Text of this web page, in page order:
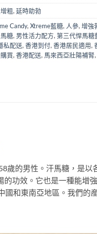
粗, 延時助勃
Candy, Xtreme藍糖, 人參, 增強
糖, 男性活力配方, 第三代悍馬糖
私配送, 香港到付, 香港居民適用,
買, 香港配送, 馬來西亞壯陽補腎,
的男性。汗馬糖，是以
功效。它也是一種能增
和東南亞地區。我們的